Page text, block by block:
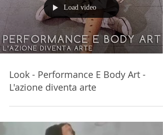
Load video
Look - Performance E Body Art -
L'azione diventa arte